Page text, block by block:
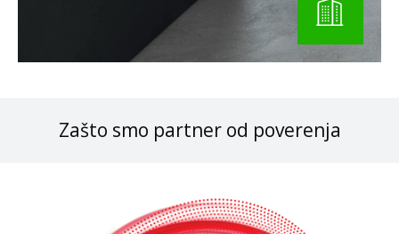
Zašto smo partner od poverenja